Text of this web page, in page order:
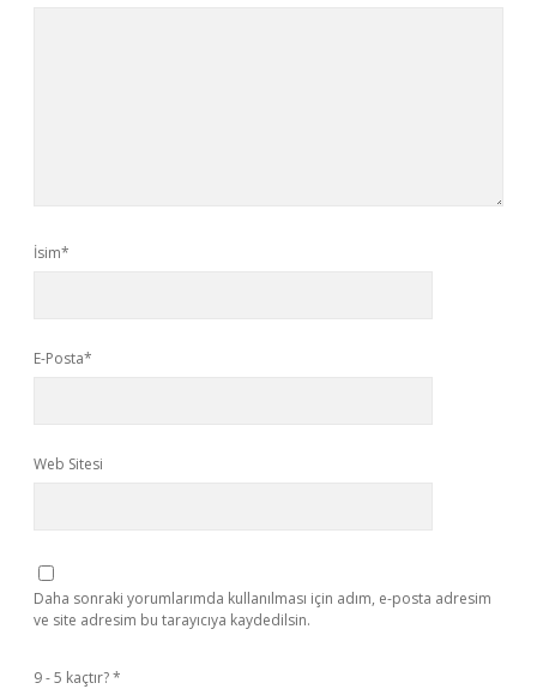
İsim*
E-Posta*
Web Sitesi
Daha sonraki yorumlarımda kullanılması için adım, e-posta adresim
ve site adresim bu tarayıcıya kaydedilsin.
9 - 5 kaçtır?*